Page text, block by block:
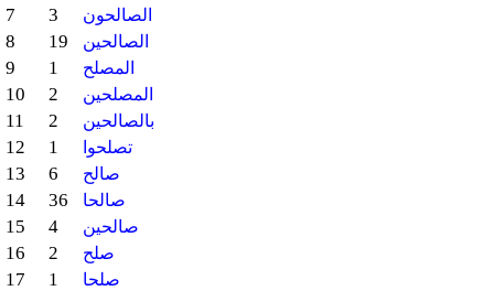
7 3 الصالحون
8 19 الصالحين
9 1 المصلح
10 2 المصلحين
11 2 بالصالحين
12 1 تصلحوا
13 6 صالح
14 36 صالحا
15 4 صالحين
16 2 صلح
17 1 صلحا